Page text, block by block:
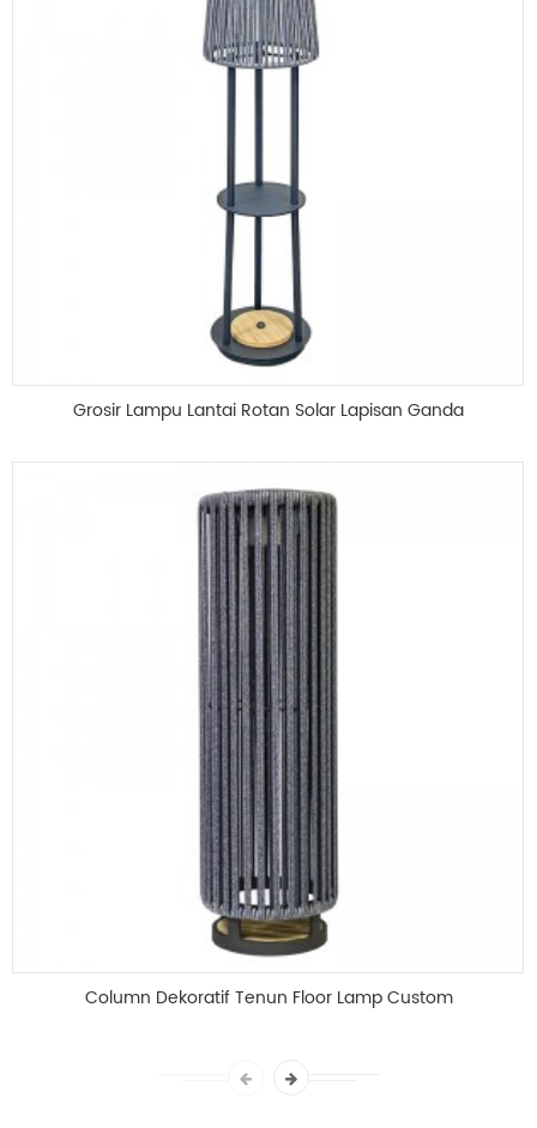
Grosir Lampu Lantai Rotan Solar Lapisan Ganda
Column Dekoratif Tenun Floor Lamp Custom